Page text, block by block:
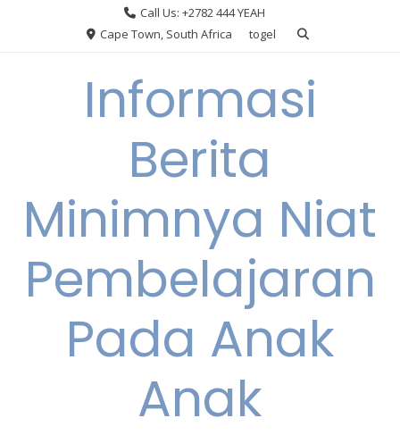
Call Us: +2782 444 YEAH
Cape Town, South Africa
togel
Informasi
Berita
Minimnya Niat
Pembelajaran
Pada Anak
Anak